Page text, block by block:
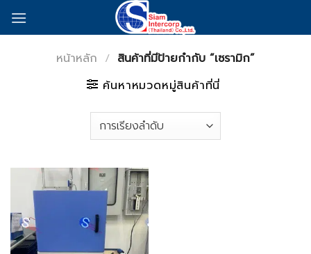
หน้าหลัก / สินค้าที่มีป้ายกำกับ “เซรามิก”
ค้นหาหมวดหมู่สินค้าที่นี่